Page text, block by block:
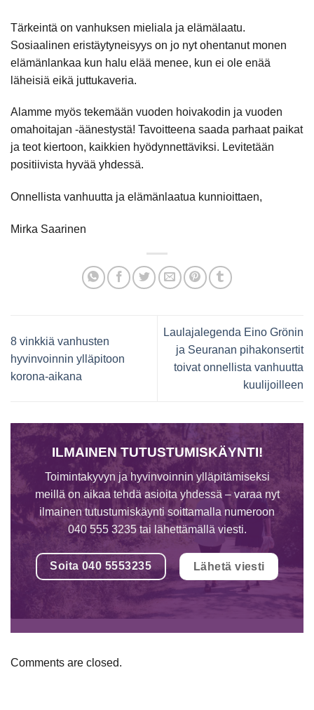
Tärkeintä on vanhuksen mieliala ja elämälaatu.
Sosiaalinen eristäytyneisyys on jo nyt ohentanut monen
elämänlankaa kun halu elää menee, kun ei ole enää
läheisiä eikä juttukaveria.
Alamme myös tekemään vuoden hoivakodin ja vuoden
omahoitajan -äänestystä! Tavoitteena saada parhaat paikat
ja teot kiertoon, kaikkien hyödynnettäviksi. Levitetään
positiivista hyvää yhdessä.
Onnellista vanhuutta ja elämänlaatua kunnioittaen,
Mirka Saarinen
8 vinkkiä vanhusten
hyvinvoinnin ylläpitoon
korona-aikana
Laulajalegenda Eino Grönin
ja Seuranan pihakonsertit
toivat onnellista vanhuutta
kuulijoilleen
ILMAINEN TUTUSTUMISKÄYNTI!
Toimintakyvyn ja hyvinvoinnin ylläpitämiseksi
meillä on aikaa tehdä asioita yhdessä – varaa nyt
ilmainen tutustumiskäynti soittamalla numeroon
040 555 3235 tai lähettämällä viesti.
Soita 040 5553235 Lähetä viesti
Comments are closed.